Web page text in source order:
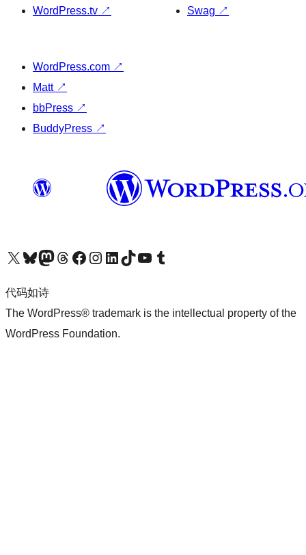
WordPress.tv ↗
Swag ↗
WordPress.com ↗
Matt ↗
bbPress ↗
BuddyPress ↗
关注我们的 X（原 Twitter）账号访问我们的 Bluesky 账号关注我们的 Mastodon 账号访问我们的 Threads 账号 访问我们的 Facebook 公共主页关注我们的 Instagram 账号 关注我们的 LinkedIn 主页访问我们的 TikTok 账号访问我们的 YouTube 频道 访问我们的 Tumblr 账号
代码如诗
The WordPress® trademark is the intellectual property of the
WordPress Foundation.